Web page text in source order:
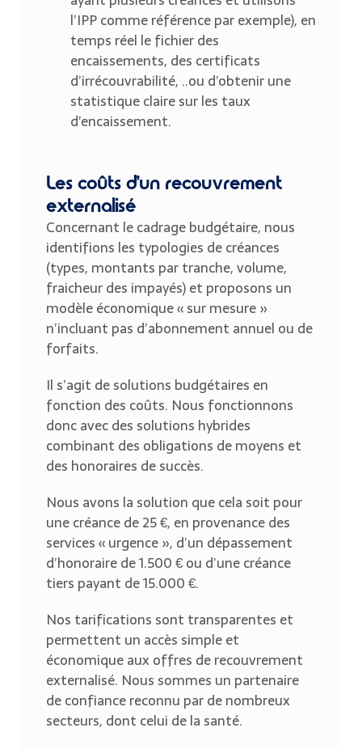
l’IPP comme référence par exemple), en
temps réel le fichier des
encaissements, des certificats
d’irrécouvrabilité, ..ou d’obtenir une
statistique claire sur les taux
d’encaissement.
Les coûts d’un recouvrement
externalisé
Concernant le cadrage budgétaire, nous
identifions les typologies de créances
(types, montants par tranche, volume,
fraicheur des impayés) et proposons un
modèle économique « sur mesure »
n’incluant pas d’abonnement annuel ou de
forfaits.
Il s’agit de solutions budgétaires en
fonction des coûts. Nous fonctionnons
donc avec des solutions hybrides
combinant des obligations de moyens et
des honoraires de succès.
Nous avons la solution que cela soit pour
une créance de 25 €, en provenance des
services « urgence », d’un dépassement
d’honoraire de 1.500 € ou d’une créance
tiers payant de 15.000 €.
Nos tarifications sont transparentes et
permettent un accès simple et
économique aux offres de recouvrement
externalisé. Nous sommes un partenaire
de confiance reconnu par de nombreux
secteurs, dont celui de la santé.